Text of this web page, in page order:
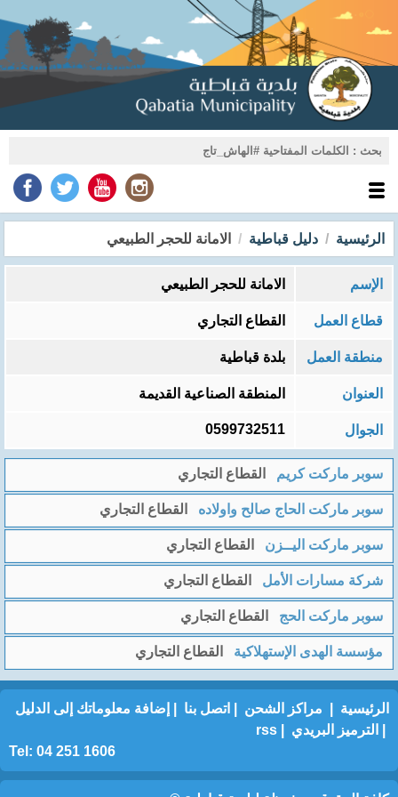
الرئيسية دليل قباطية الامانة للحجر الطبيعي
الإسم الامانة للحجر الطبيعي
قطاع العمل القطاع التجاري
منطقة العمل بلدة قباطية
العنوان المنطقة الصناعية القديمة
الجوال 0599732511
سوبر ماركت كريم القطاع التجاري
سوبر ماركت الحاج صالح واولاده القطاع التجاري
سوبر ماركت اليــزن القطاع التجاري
شركة مسارات الأمل القطاع التجاري
سوبر ماركت الحج القطاع التجاري
مؤسسة الهدى الإستهلاكية القطاع التجاري
الرئيسية مراكز الشحن اتصل بنا
إضافة معلوماتك إلى الدليل
الترميز البريدي
rss
Tel: 04 251 1606